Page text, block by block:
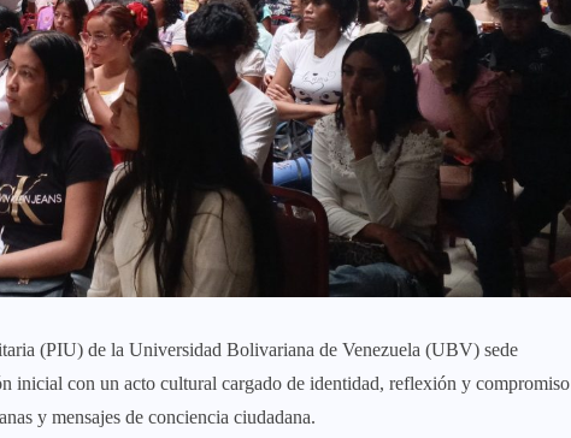
(PIU) de la Universidad Bolivariana de Venezuela (UBV) sede
inicial con un acto cultural cargado de identidad, reflexión y compromiso
y mensajes de conciencia ciudadana.